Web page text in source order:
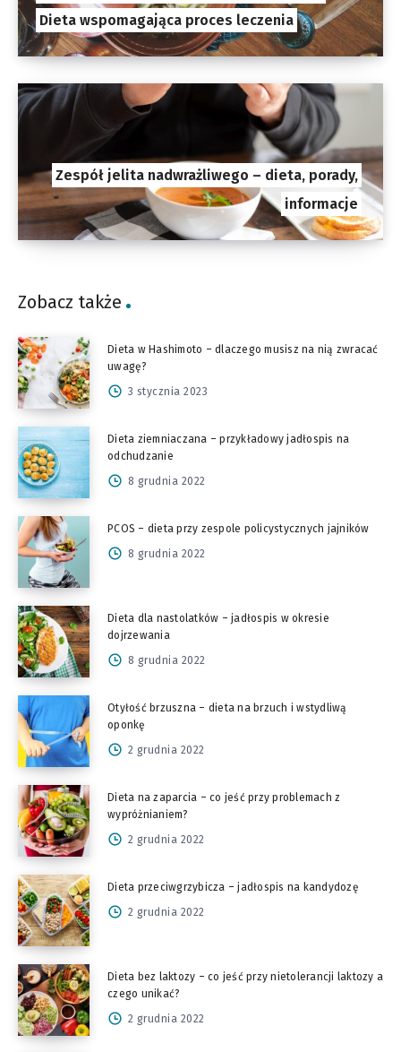
Dieta wspomagająca proces leczenia
Zespół jelita nadwrażliwego – dieta, porady,
informacje
Zobacz także
Dieta w Hashimoto – dlaczego musisz na nią zwracać
uwagę?
3 stycznia 2023
Dieta ziemniaczana – przykładowy jadłospis na
odchudzanie
8 grudnia 2022
PCOS – dieta przy zespole policystycznych jajników
8 grudnia 2022
Dieta dla nastolatków – jadłospis w okresie
dojrzewania
8 grudnia 2022
Otyłość brzuszna – dieta na brzuch i wstydliwą
oponkę
2 grudnia 2022
Dieta na zaparcia – co jeść przy problemach z
wypróżnianiem?
2 grudnia 2022
Dieta przeciwgrzybicza – jadłospis na kandydozę
2 grudnia 2022
Dieta bez laktozy – co jeść przy nietolerancji laktozy a
czego unikać?
2 grudnia 2022